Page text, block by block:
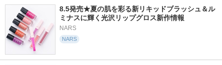
8.5発売★夏の肌を彩る新リキッドブラッシュ＆ル
ミナスに輝く光沢リップグロス新作情報
NARS
NARS